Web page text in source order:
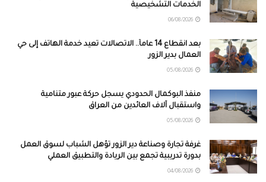
الخدمات التشخيصية
بعد انقطاع 14 عاماً.. الاتصالات تعيد خدمة الهاتف إلى حي
العمال بدير الزور
منفذ البوكمال الحدودي يسجل حركة عبور متنامية
واستقبال آلاف العائدين من العراق
غرفة تجارة وصناعة دير الزور تؤهل الشباب لسوق العمل
بدورة تدريبية تجمع بين الريادة والتطبيق العملي